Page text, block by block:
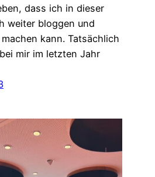
dass ich in dieser
weiter bloggen und
kann. Tatsächlich
mir im letzten Jahr